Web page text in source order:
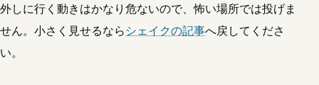
外しに行く動きはかなり危ないので、怖い場所では投げま
せん。小さく見せるならシェイクの記事へ戻してくださ
い。